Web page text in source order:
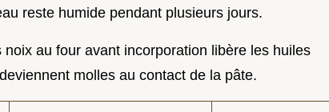
reste humide pendant plusieurs jours.
noix au four avant incorporation libère les huiles
molles au contact de la pâte.